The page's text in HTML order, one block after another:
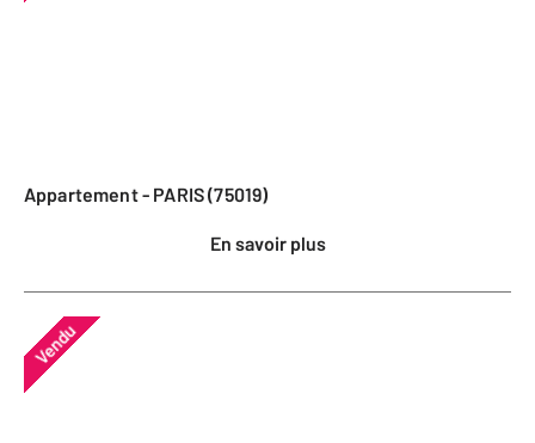
Appartement - PARIS (75019)
En savoir plus
Vendu